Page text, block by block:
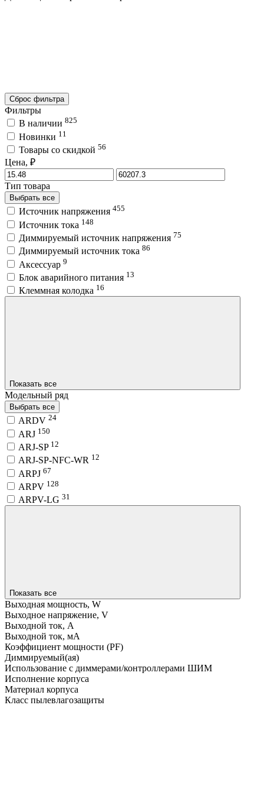
Сброс фильтра
Фильтры
В наличии 825
Новинки 11
Товары со скидкой 56
Цена, ₽
Тип товара
Выбрать все
Источник напряжения 455
Источник тока 148
Диммируемый источник напряжения 75
Диммируемый источник тока 86
Аксессуар 9
Блок аварийного питания 13
Клеммная колодка 16
Показать все
Модельный ряд
Выбрать все
ARDV 24
ARJ 150
ARJ-SP 12
ARJ-SP-NFC-WR 12
ARPJ 67
ARPV 128
ARPV-LG 31
Показать все
Выходная мощность, W
Выходное напряжение, V
Выходной ток, A
Выходной ток, мA
Коэффициент мощности (PF)
Диммируемый(ая)
Использование с диммерами/контроллерами ШИМ
Исполнение корпуса
Материал корпуса
Класс пылевлагозащиты